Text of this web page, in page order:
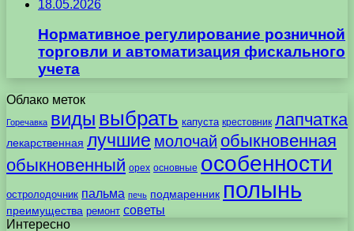
18.05.2026
Нормативное регулирование розничной
торговли и автоматизация фискального
учета
Облако меток
Горечавка виды выбрать капуста крестовник лапчатка
лекарственная лучшие молочай обыкновенная
обыкновенный орех основные особенности
остролодочник пальма печь подмаренник полынь
преимущества ремонт советы
Интересно